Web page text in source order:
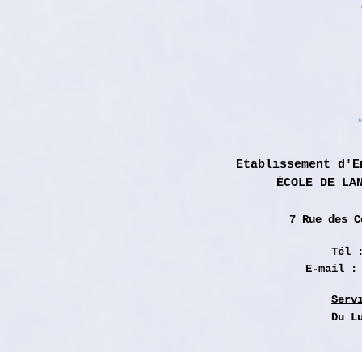
Etablissement
ÉCOLE DE
7 Rue des
Tél
E-mail
Du